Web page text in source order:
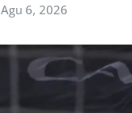
Agu 6, 2026